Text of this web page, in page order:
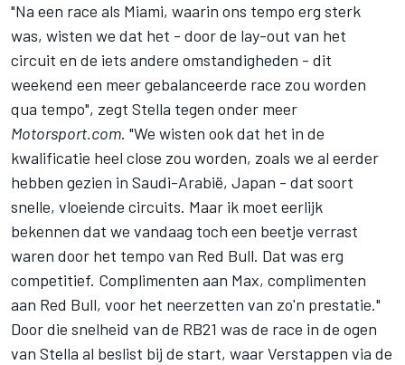
"Na een race als Miami, waarin ons tempo erg sterk
was, wisten we dat het - door de lay-out van het
circuit en de iets andere omstandigheden - dit
weekend een meer gebalanceerde race zou worden
qua tempo", zegt Stella tegen onder meer
Motorsport.com. "We wisten ook dat het in de
kwalificatie heel close zou worden, zoals we al eerder
hebben gezien in Saudi-Arabië, Japan - dat soort
snelle, vloeiende circuits. Maar ik moet eerlijk
bekennen dat we vandaag toch een beetje verrast
waren door het tempo van Red Bull. Dat was erg
competitief. Complimenten aan Max, complimenten
aan Red Bull, voor het neerzetten van zo'n prestatie."
Door die snelheid van de RB21 was de race in de ogen
van Stella al beslist bij de start, waar Verstappen via de